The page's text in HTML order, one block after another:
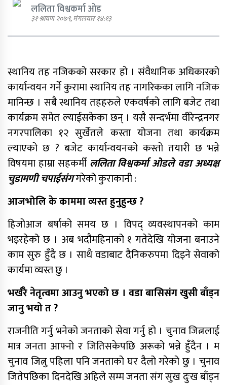
पार्टी शुद्धीकरण र पुनर्गठनका लागि
एमालेले प्रदेशबाट सुझाव सङ्कलन थाल्यो
पूर्व गृहमन्त्री गुरुङमाथि छानबिन गर्न
गठित समितिले प्रतिवेदन सरकारलाई
बुझायो
साफ महिला च्याम्पियनशिपको
सेमिफाइनलबाटै बाहिरियो नेपाल
आगामी आर्थिक वर्षका लागि २१ खर्ब २४
अर्ब ३४ करोड बजेट सार्वजनिक
ललिता विश्वकर्मा ओड
३१ श्रावण २०७९, मंगलवार १४:१३
स्थानिय तह नजिकको सरकार हो । संवैधानिक अधिकारको
कार्यान्वयन गर्ने कुरामा स्थानिय तह नागरिकका लागि नजिक
मानिन्छ । सबै स्थानिय तहहरुले एकवर्षको लागि बजेट तथा
कार्यक्रम समेत ल्याईसकेका छन् । यसै सन्दर्भमा वीरेन्द्रनगर
नगरपालिका १२ सुर्खेतले कस्ता योजना तथा कार्यक्रम
ल्याएको छ ? बजेट कार्यान्वयनको कस्तो तयारी छ भन्ने
विषयमा हाम्रा सहकर्मीललिता विश्वकर्मा ओडले वडा अध्यक्ष
चुडामणी चपाईसंगगरेको कुराकानी :
आजभोलि के काममा व्यस्त हुनुहुन्छ ?
हिजोआज बर्षाको समय छ । विपद् व्यवस्थापनको काम
भइरहेको छ । अब भदौमहिनाको १ गतेदेखि योजना बनाउने
काम सुरु हुँदै छ । साथै वडाबाट दैनिकरुपमा दिइने सेवाको
कार्यमा व्यस्त छु ।
भर्खरै नेतृत्वमा आउनु भएको छ । वडा बासिसंग खुसी बाँड्न
जानु भयो त ?
राजनीति गर्नु भनेको जनताको सेवा गर्नु हो । चुनाव जित्नलाई
मात्र जनता आफ्नो र जितिसकेपछि अरूको भन्ने हुँदैन । म
चुनाव जित्नु पहिला पनि जनताको घर दैलो गरेको छु । चुनाव
जितेपछिका दिनदेखि अहिले सम्म जनता संग सुख दुःख बाँड्न